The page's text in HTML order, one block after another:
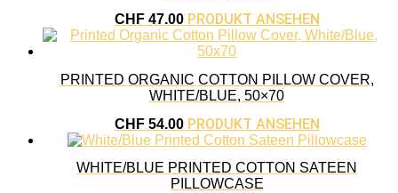
CHF47.00 PRODUKT ANSEHEN
PRINTED ORGANIC COTTON PILLOW COVER,
WHITE/BLUE, 50×70
CHF54.00 PRODUKT ANSEHEN
WHITE/BLUE PRINTED COTTON SATEEN
PILLOWCASE